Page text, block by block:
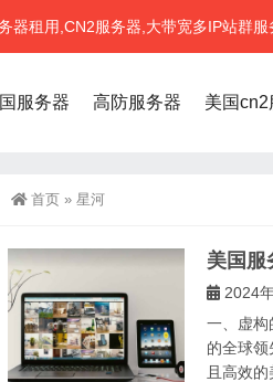
器租用,CN2服务器,大带宽多IP站群
服务器 高防服务器 美国cn2
首页 » 星河
美国服
2024
一、虚构
的全球
且高效